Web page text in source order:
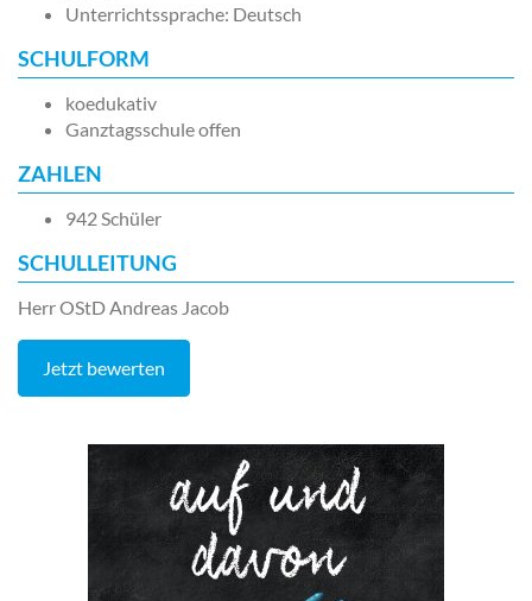
Unterrichtssprache: Deutsch
SCHULFORM
koedukativ
Ganztagsschule offen
ZAHLEN
942 Schüler
SCHULLEITUNG
Herr OStD Andreas Jacob
Jetzt bewerten